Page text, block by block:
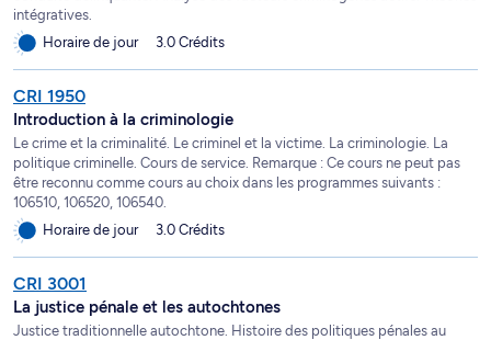
intégratives.
Horaire de jour
3.0 Crédits
CRI 1950
Introduction à la criminologie
Le crime et la criminalité. Le criminel et la victime. La criminologie. La
politique criminelle. Cours de service. Remarque : Ce cours ne peut pas
être reconnu comme cours au choix dans les programmes suivants :
106510, 106520, 106540.
Horaire de jour
3.0 Crédits
CRI 3001
La justice pénale et les autochtones
Justice traditionnelle autochtone. Histoire des politiques pénales au